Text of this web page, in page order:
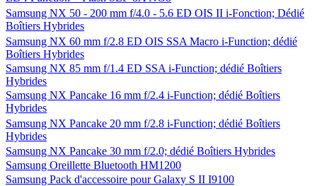
Samsung NX 50 - 200 mm f/4.0 - 5.6 ED OIS II i-Fonction; Dédié
Boîtiers Hybrides
Samsung NX 60 mm f/2.8 ED OIS SSA Macro i-Function; dédié
Boîtiers Hybrides
Samsung NX 85 mm f/1.4 ED SSA i-Function; dédié Boîtiers
Hybrides
Samsung NX Pancake 16 mm f/2.4 i-Function; dédié Boîtiers
Hybrides
Samsung NX Pancake 20 mm f/2.8 i-Function; dédié Boîtiers
Hybrides
Samsung NX Pancake 30 mm f/2.0; dédié Boîtiers Hybrides
Samsung Oreillette Bluetooth HM1200
Samsung Pack d'accessoire pour Galaxy S II I9100